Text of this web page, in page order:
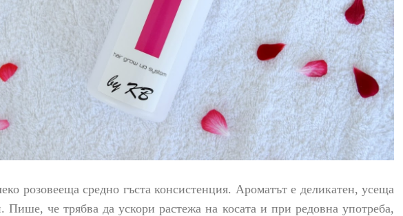
розовееща средно гъста консистенция. Ароматът е деликатен, усеща
Пише, че трябва да ускори растежа на косата и при редовна употреба,